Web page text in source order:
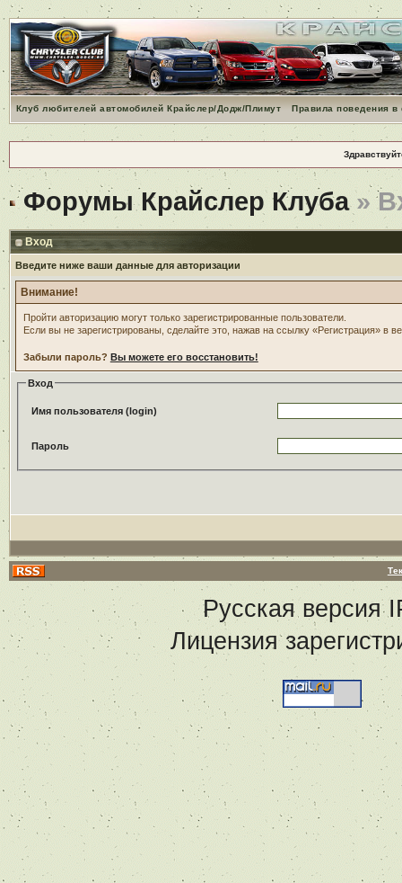
Клуб любителей автомобилей Крайслер/Додж/Плимут Правила поведения
Форумы Крайслер Клуба»
Вход
Введите ниже ваши данные для авторизации
Внимание!
Пройти авторизацию могут только зарегистрированные пользователи.
Если вы не зарегистрированы, сделайте это, нажав на ссылку «Регистрация» в
Забыли пароль? Вы можете его восстановить!
Вход
Имя пользователя (login)
Пароль
Русская версия
Лицензия